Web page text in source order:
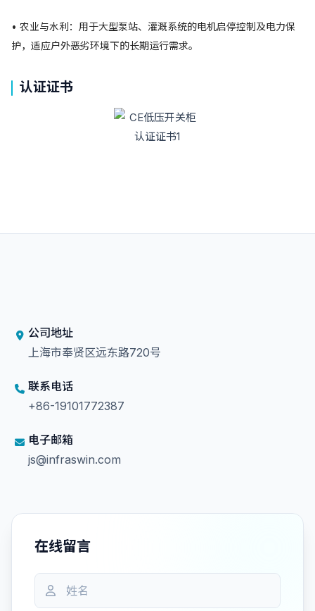
• 农业与水利：用于大型泵站、灌溉系统的电机启停控制及电力保
护，适应户外恶劣环境下的长期运行需求。
认证证书
公司地址
上海市奉贤区远东路720号
联系电话
+86-19101772387
电子邮箱
js@infraswin.com
在线留言